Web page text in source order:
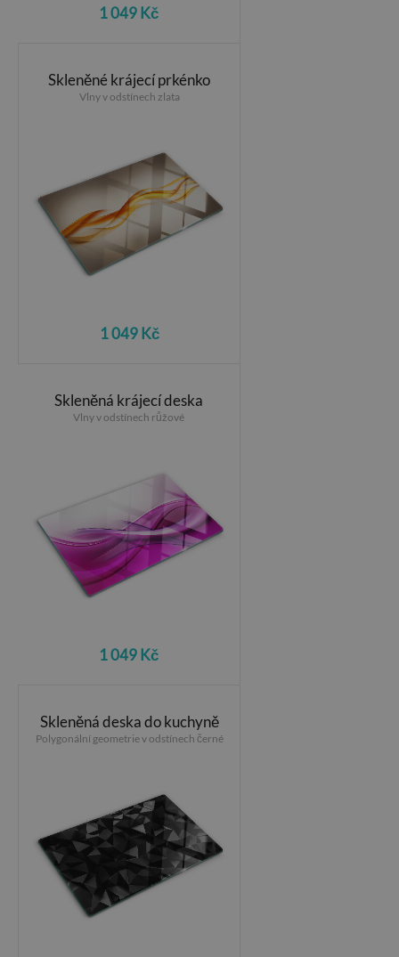
1 049 Kč
Skleněné krájecí prkénko
Vlny v odstínech zlata
1 049 Kč
Skleněná krájecí deska
Vlny v odstínech růžové
1 049 Kč
Skleněná deska do kuchyně
Polygonální geometrie v odstínech černé